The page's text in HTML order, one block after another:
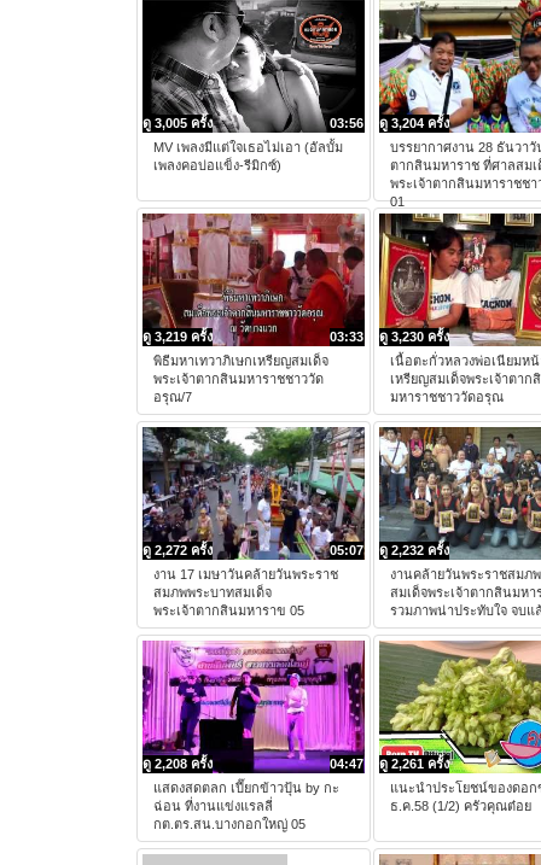
03:56
ดู 3,005 ครั้ง
MV เพลงมีแต่ใจเธอไม่เอา (อัลบั้ม
เพลงคอบ่อแข็ง-รีมิกซ์)
ดู 3,204 ครั้ง
บรรยากาศงาน 28 ธันวาวั
ตากสินมหาราช ที่ศาลสมเ
พระเจ้าตากสินมหาราชช
01
03:33
ดู 3,219 ครั้ง
พิธีมหาเทวาภิเษกเหรียญสมเด็จ
พระเจ้าตากสินมหาราชชาววัด
อรุณ/7
ดู 3,230 ครั้ง
เนื้อตะกั่วหลวงพ่อเนียมห
เหรียญสมเด็จพระเจ้าตาก
มหาราชชาววัดอรุณ
05:07
ดู 2,272 ครั้ง
งาน 17 เมษาวันคล้ายวันพระราช
สมภพพระบาทสมเด็จ
พระเจ้าตากสินมหาราข 05
ดู 2,232 ครั้ง
งานคล้ายวันพระราชสมภ
สมเด็จพระเจ้าตากสินมหา
รวมภาพน่าประทับใจ จบแ
04:47
ดู 2,208 ครั้ง
แสดงสดตลก เปี๊ยกข้าวปุ้น by กะ
ฉ่อน ที่งานแข่งแรลลี่
กต.ตร.สน.บางกอกใหญ่ 05
ดู 2,261 ครั้ง
แนะนำประโยชน์ของดอก
ธ.ค.58 (1/2) ครัวคุณต๋อย